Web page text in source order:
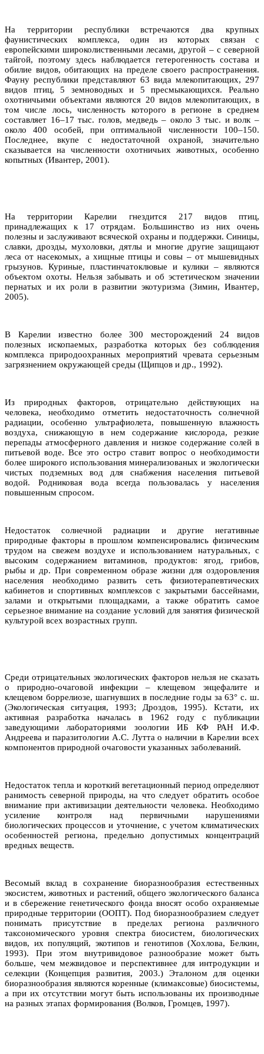
На территории республики встречаются два крупных
фаунистических комплекса, один из которых связан с
европейскими широколиственными лесами, другой – с северной
тайгой, поэтому здесь наблюдается гетерогенность состава и
обилие видов, обитающих на пределе своего распространения.
Фауну республики представляют 63 вида млекопитающих, 297
видов птиц, 5 земноводных и 5 пресмыкающихся. Реально
охотничьими объектами являются 20 видов млекопитающих, в
том числе лось, численность которого в регионе в среднем
составляет 16–17 тыс. голов, медведь – около 3 тыс. и волк –
около 400 особей, при оптимальной численности 100–150.
Последнее, вкупе с недостаточной охраной, значительно
сказывается на численности охотничьих животных, особенно
копытных (Ивантер, 2001).
На территории Карелии гнездится 217 видов птиц,
принадлежащих к 17 отрядам. Большинство из них очень
полезны и заслуживают всяческой охраны и поддержки. Синицы,
славки, дрозды, мухоловки, дятлы и многие другие защищают
леса от насекомых, а хищные птицы и совы – от мышевидных
грызунов. Куриные, пластинчатоклювые и кулики – являются
объектом охоты. Нельзя забывать и об эстетическом значении
пернатых и их роли в развитии экотуризма (Зимин, Ивантер,
2005).
В Карелии известно более 300 месторождений 24 видов
полезных ископаемых, разработка которых без соблюдения
комплекса природоохранных мероприятий чревата серьезным
загрязнением окружающей среды (Щипцов и др., 1992).
Из природных факторов, отрицательно действующих на
человека, необходимо отметить недостаточность солнечной
радиации, особенно ультрафиолета, повышенную влажность
воздуха, снижающую в нем содержание кислорода, резкие
перепады атмосферного давления и низкое содержание солей в
питьевой воде. Все это остро ставит вопрос о необходимости
более широкого использования минерализованых и экологически
чистых подземных вод для снабжения населения питьевой
водой. Родниковая вода всегда пользовалась у населения
повышенным спросом.
Недостаток солнечной радиации и другие негативные
природные факторы в прошлом компенсировались физическим
трудом на свежем воздухе и использованием натуральных, с
высоким содержанием витаминов, продуктов: ягод, грибов,
рыбы и др. При современном образе жизни для оздоровления
населения необходимо развить сеть физиотерапевтических
кабинетов и спортивных комплексов с закрытыми бассейнами,
залами и открытыми площадками, а также обратить самое
серьезное внимание на создание условий для занятия физической
культурой всех возрастных групп.
Среди отрицательных экологических факторов нельзя не сказать
о природно-очаговой инфекции – клещевом энцефалите и
клещевом боррелиозе, шагнувших в последние годы за 63° с. ш.
(Экологическая ситуация, 1993; Дроздов, 1995). Кстати, их
активная разработка началась в 1962 году с публикации
заведующими лабораториями зоологии ИБ КФ РАН И.Ф.
Андреева и паразитологии А.С. Лутта о наличии в Карелии всех
компонентов природной очаговости указанных заболеваний.
Недостаток тепла и короткий вегетационный период определяют
ранимость северной природы, на что следует обратить особое
внимание при активизации деятельности человека. Необходимо
усиление контроля над первичными нарушениями
биологических процессов и уточнение, с учетом климатических
особенностей региона, предельно допустимых концентраций
вредных веществ.
Весомый вклад в сохранение биоразнообразия естественных
экосистем, животных и растений, общего экологического баланса
и в сбережение генетического фонда вносят особо охраняемые
природные территории (ООПТ). Под биоразнообразием следует
понимать присутствие в пределах региона различного
таксономического уровня спектра биосистем, биологических
видов, их популяций, экотипов и генотипов (Хохлова, Белкин,
1993). При этом внутривидовое разнообразие может быть
больше, чем межвидовое и перспективнее для интродукции и
селекции (Концепция развития, 2003.) Эталоном для оценки
биоразнообразия являются коренные (климаксовые) биосистемы,
а при их отсутствии могут быть использованы их производные
на разных этапах формирования (Волков, Громцев, 1997).